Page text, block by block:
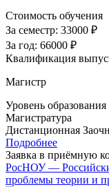
Стоимость обучения
За семестр: 33000 ₽
За год: 66000 ₽
Квалификация
Магистр
Уровень образования
Магистратура
Дистанционная
Подробнее
Заявка в приёмную
РосНОУ —
проблемы теории и